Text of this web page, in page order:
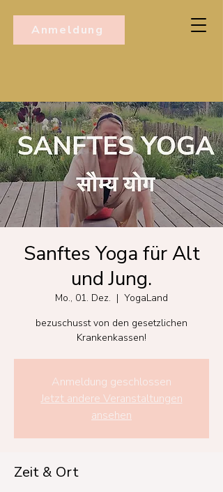
Anmeldung
Sanftes Yoga für Alt
und Jung.
Mo., 01. Dez.
  |
YogaLand
bezuschusst von den gesetzlichen
Krankenkassen!
Anmeldung geschlossen
Jetzt andere Veranstaltungen
ansehen
Zeit & Ort